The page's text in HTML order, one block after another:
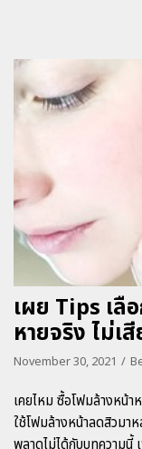
เผย Tips เลื
หายจริง ไม่เ
November 30, 2021
เคยไหม ซื้อโฟมล้างหน้
ใช้โฟมล้างหน้าลดสิวมา